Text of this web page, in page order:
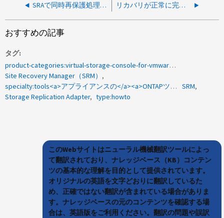
SRAで同時再保護処理を無効にする方法 リカバリが正常に完了した後に、リカバリされたデータストア名に適用されているsnap-xxプレフィックスを削除する方法
おすすめの記事
タグ
product-categories:virtual-storage-console-for-vmware-vsphere
Site Recovery Manager（SRM）
specialty:tools<a>アプライアンスの</a><a>ONTAPツール</a>
SRM
Storage Replication Adapter
type:howto
このWebサイトはニューラル機械翻訳ツールによっ
て翻訳されており、ナレッジベース（KB）コンテン
ツの基本的な理解を目的として提供されています。
オリジナルの英語を文字どおりに翻訳しているた
め、正確ではない翻訳が含まれている場合がありま
す。ナレッジベースの元のコンテンツを確認する場
合は、英語版をご利用ください。翻訳の問題や誤訳